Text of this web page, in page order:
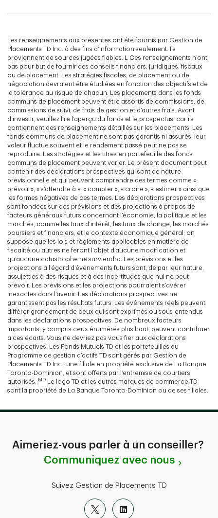
Les renseignements aux présentes ont été fournis par Gestion de
Placements TD Inc. à des fins d’information seulement. Ils
proviennent de sources jugées fiables. L Ces renseignements n’ont
pas pour but de fournir des conseils financiers, juridiques, fiscaux
ou de placement. Les stratégies fiscales, de placement ou de
négociation devraient être étudiées en fonction des objectifs et de
la tolérance au risque de chacun. Les placements dans les fonds
communs de placement peuvent être assortis de commissions, de
commissions de suivi, de frais de gestion et d’autres frais. Avant
d’investir, veuillez lire l’aperçu du fonds et le prospectus, car ils
contiennent des renseignements détaillés sur les placements. Les
fonds communs de placement ne sont pas garantis ni assurés; leur
valeur fluctue souvent et le rendement passé peut ne pas se
reproduire. Les stratégies et les titres en portefeuille des fonds
communs de placement peuvent varier. Le présent document peut
contenir des déclarations prospectives qui sont de nature
prévisionnelle et qui peuvent comprendre des termes comme «
prévoir », « s’attendre à », « compter », « croire », « estimer » ainsi que
les formes négatives de ces termes. Les déclarations prospectives
sont fondées sur des prévisions et des projections à propos de
facteurs généraux futurs concernant l’économie, la politique et les
marchés, comme les taux d’intérêt, les taux de change, les marchés
boursiers et financiers, et le contexte économique général; on
suppose que les lois et règlements applicables en matière de
fiscalité ou autres ne feront l’objet d’aucune modification et
qu’aucune catastrophe ne surviendra. Les prévisions et les
projections à l’égard d’événements futurs sont, de par leur nature,
assujetties à des risques et à des incertitudes que nul ne peut
prévoir. Les prévisions et les projections pourraient s’avérer
inexactes dans l’avenir. Les déclarations prospectives ne
garantissent pas les résultats futurs. Les événements réels peuvent
différer grandement de ceux qui sont exprimés ou sous-entendus
dans les déclarations prospectives. De nombreux facteurs
importants, y compris ceux énumérés plus haut, peuvent contribuer
à ces écarts. Vous ne devriez pas vous fier aux déclarations
prospectives. Les Fonds Mutuels TD et les portefeuilles du
Programme de gestion d’actifs TD sont gérés par Gestion de
Placements TD Inc., une filiale en propriété exclusive de La Banque
Toronto-Dominion, et sont offerts par l’entremise de courtiers
autorisés.
MD Le logo TD et les autres marques de commerce TD
sont la propriété de La Banque Toronto-Dominion ou de ses filiales.
Aimeriez-vous parler à un conseiller?
Communiquez avec nous
Suivez Gestion de Placements TD